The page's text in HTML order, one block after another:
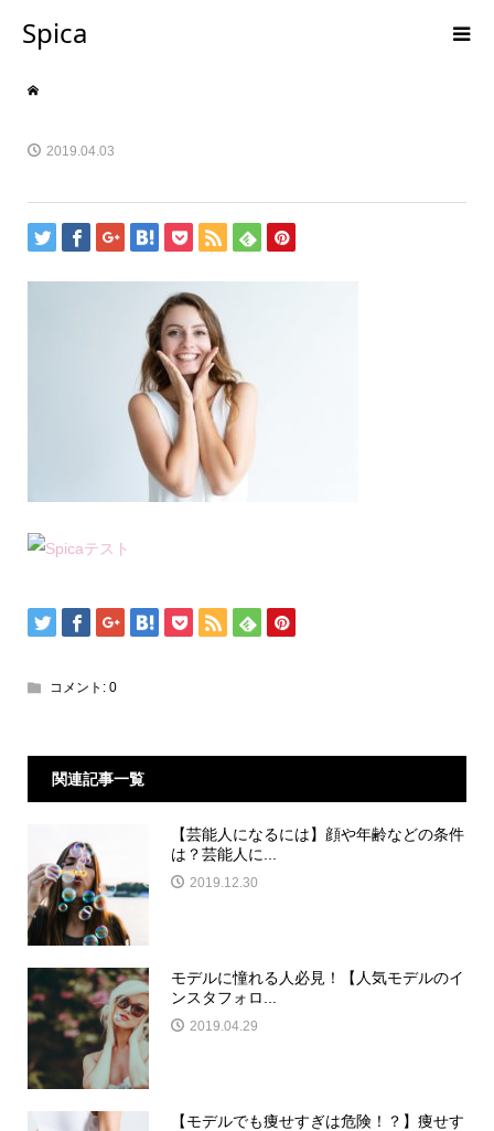
Spica
2019.04.03
コメント: 0
関連記事一覧
【芸能人になるには】顔や年齢などの条件
は？芸能人に...
2019.12.30
モデルに憧れる人必見！【人気モデルのイ
ンスタフォロ...
2019.04.29
【モデルでも痩せすぎは危険！？】痩せす